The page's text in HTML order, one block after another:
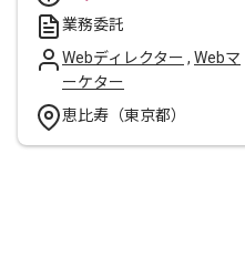
業務委託
Webディレクター , Webマ
ーケター
恵比寿（東京都）